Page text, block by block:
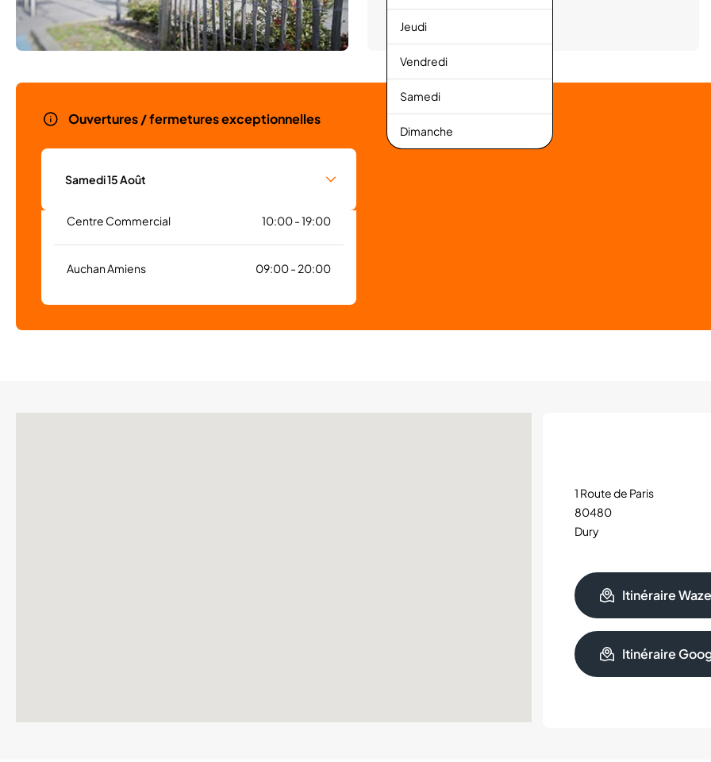
Jeudi
Vendredi
Samedi
Dimanche
Ouvertures / fermetures exceptionnelles
Samedi 15 Août
Centre Commercial 10:00 - 19:00
Auchan Amiens 09:00 - 20:00
1 Route de Paris
80480
Dury
Itinéraire Waze
Itinéraire